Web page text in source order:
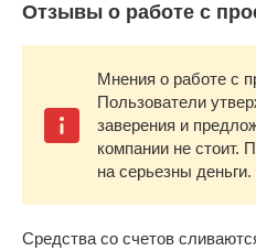
Отзывы о работе с
Мнения о работе с
Пользователи
заверения и
компании не стоит.
на серьезны деньги.
Средства со счетов